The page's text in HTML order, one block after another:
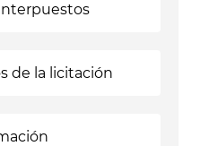
de la licitación